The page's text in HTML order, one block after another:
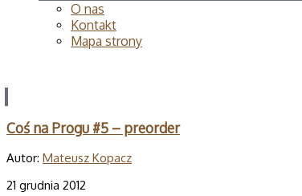
O nas
Kontakt
Mapa strony
Coś na Progu #5 – preorder
Autor: Mateusz Kopacz
21 grudnia 2012